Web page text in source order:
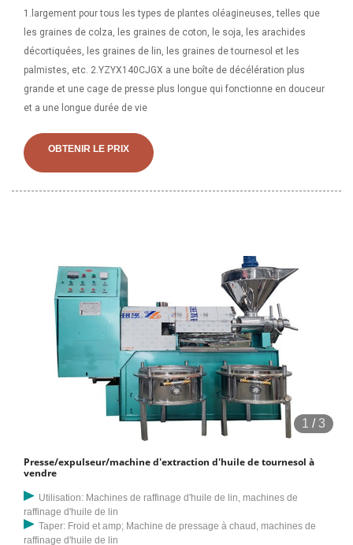
1.largement pour tous les types de plantes oléagineuses, telles que
les graines de colza, les graines de coton, le soja, les arachides
décortiquées, les graines de lin, les graines de tournesol et les
palmistes, etc. 2.YZYX140CJGX a une boîte de décélération plus
grande et une cage de presse plus longue qui fonctionne en douceur
et a une longue durée de vie
OBTENIR LE PRIX
1 /3
Presse/expulseur/machine d'extraction d'huile de tournesol à
vendre
Utilisation: Machines de raffinage d'huile de lin, machines de
raffinage d'huile de lin
Taper: Froid et amp; Machine de pressage à chaud, machines de
raffinage d'huile de lin